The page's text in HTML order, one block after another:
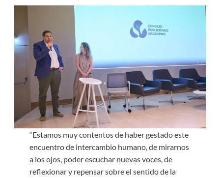
“Estamos muy contentos de haber gestado este
encuentro de intercambio humano, de mirarnos
a los ojos, poder escuchar nuevas voces, de
reflexionar y repensar sobre el sentido de la